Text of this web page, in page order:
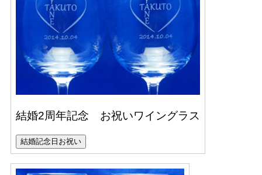
結婚2周年記念 お祝いワイングラス
結婚記念日お祝い